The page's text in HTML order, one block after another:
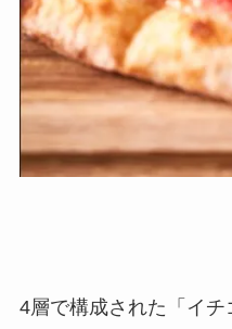
4層で構成された「イ